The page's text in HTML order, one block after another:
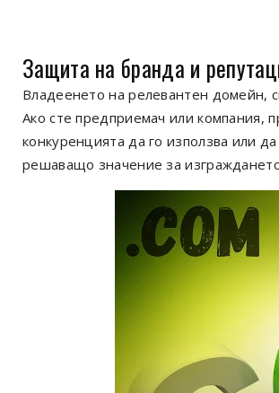
Защита на бранда и
Владеенето на релевантен домейн,
Ако сте предприемач или компания,
конкуренцията да го използва или
решаващо значение за